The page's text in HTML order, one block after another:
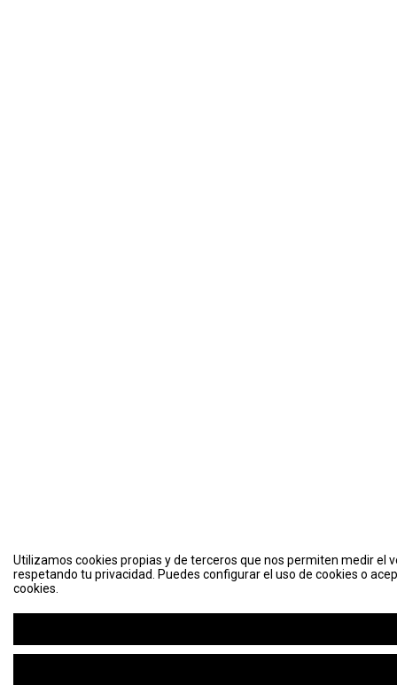
Utilizamos cookies propias y de terceros que nos permiten medir el
respetando tu privacidad. Puedes configurar el uso de cookies o
cookies.